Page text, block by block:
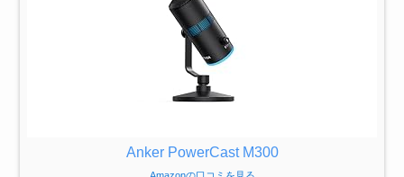
Anker PowerCast M300